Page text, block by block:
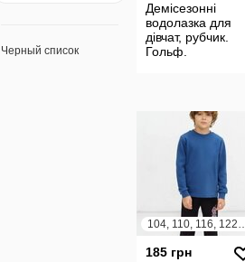
Черный список
Демісезонні
водолазка для
дівчат, рубчик.
Гольф.
104, 110, 116,
185 грн